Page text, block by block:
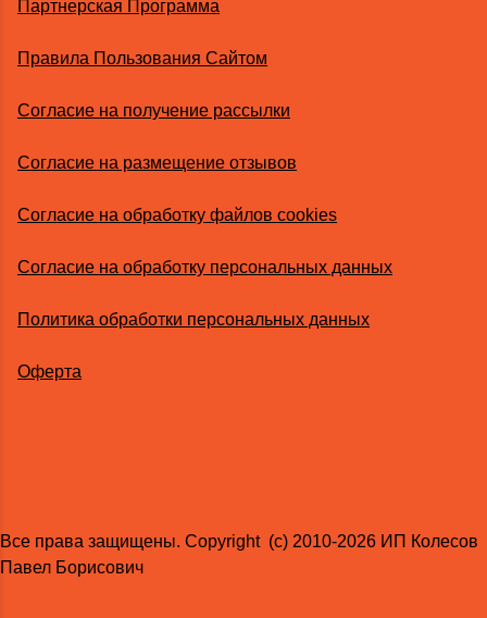
Партнерская Программа
Правила Пользования Сайтом
Согласие на получение рассылки
Согласие на размещение отзывов
Согласие на обработку файлов cookies
Согласие на обработку персональных данных
Политика обработки персональных данных
Оферта
Все права защищены. Copyright (с) 2010-2026 ИП Колесов
Павел Борисович